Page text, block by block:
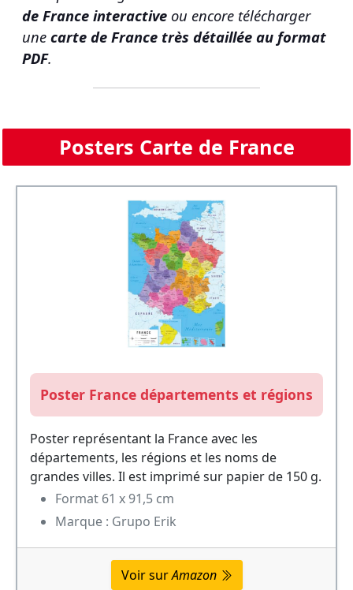
de France interactive ou encore télécharger
une carte de France très détaillée au format
PDF.
Posters Carte de France
Poster France départements et régions
Poster représentant la France avec les
départements, les régions et les noms de
grandes villes. Il est imprimé sur papier de 150 g.
Format 61 x 91,5 cm
Marque : Grupo Erik
Voir surAmazon